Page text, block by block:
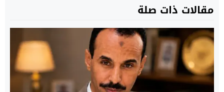
مقالات ذات صلة